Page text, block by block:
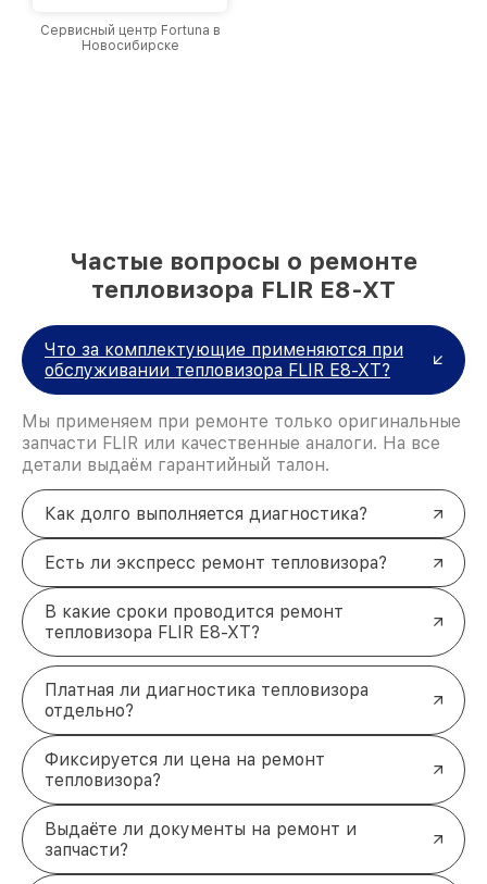
Сервисный центр Fortuna в
Новосибирске
Частые вопросы о ремонте
тепловизора FLIR E8-XT
Что за комплектующие применяются при
обслуживании тепловизора FLIR E8-XT?
Мы применяем при ремонте только оригинальные
запчасти FLIR или качественные аналоги. На все
детали выдаём гарантийный талон.
Как долго выполняется диагностика?
Есть ли экспресс ремонт тепловизора?
В какие сроки проводится ремонт
тепловизора FLIR E8-XT?
Платная ли диагностика тепловизора
отдельно?
Фиксируется ли цена на ремонт
тепловизора?
Выдаёте ли документы на ремонт и
запчасти?